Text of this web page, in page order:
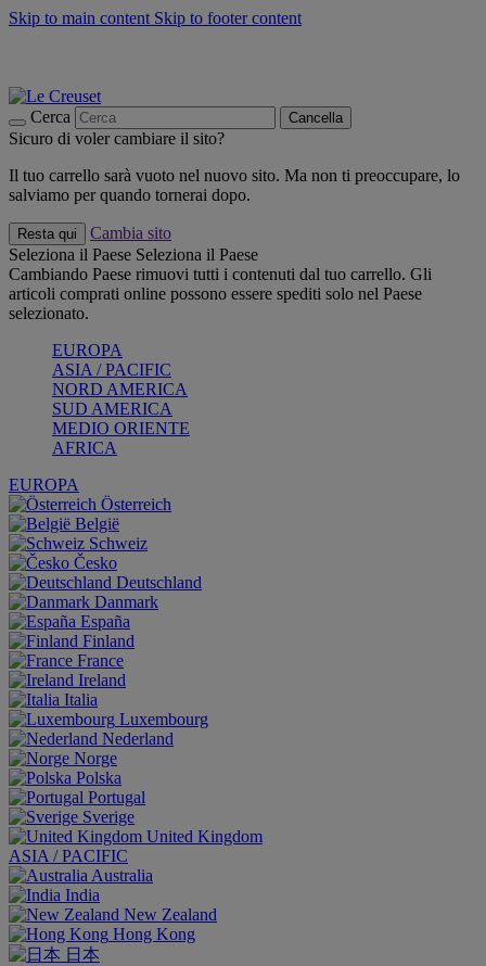
Skip to main content Skip to footer content
Cerca Cancella
Sicuro di voler cambiare il sito?
Il tuo carrello sarà vuoto nel nuovo sito. Ma non ti preoccupare, lo
salviamo per quando tornerai dopo.
Resta qui
Cambia sito
Seleziona il Paese Seleziona il Paese
Cambiando Paese rimuovi tutti i contenuti dal tuo carrello. Gli
articoli comprati online possono essere spediti solo nel Paese
selezionato.
EUROPA
ASIA / PACIFIC
NORD AMERICA
SUD AMERICA
MEDIO ORIENTE
AFRICA
EUROPA
Österreich
België
Schweiz
Česko
Deutschland
Danmark
España
Finland
France
Ireland
Italia
Luxembourg
Nederland
Norge
Polska
Portugal
Sverige
United Kingdom
ASIA / PACIFIC
Australia
India
New Zealand
Hong Kong
日本